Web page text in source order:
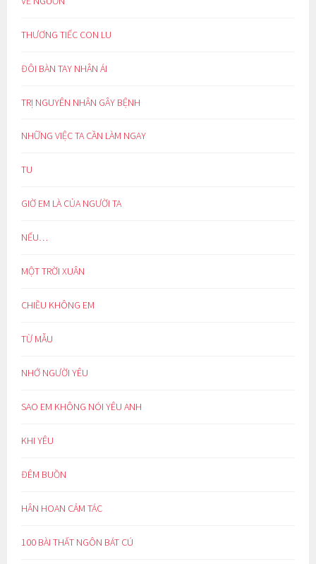
THƯƠNG TIẾC CON LU
ĐÔI BÀN TAY NHÂN ÁI
TRỊ NGUYÊN NHÂN GÂY BỆNH
NHỮNG VIỆC TA CẦN LÀM NGAY
TU
GIỜ EM LÀ CỦA NGƯỜI TA
NẾU…
MỘT TRỜI XUÂN
CHIỀU KHÔNG EM
TỪ MẪU
NHỚ NGƯỜI YÊU
SAO EM KHÔNG NÓI YÊU ANH
KHI YÊU
ĐÊM BUỒN
HÂN HOAN CẢM TÁC
100 BÀI THẤT NGÔN BÁT CÚ